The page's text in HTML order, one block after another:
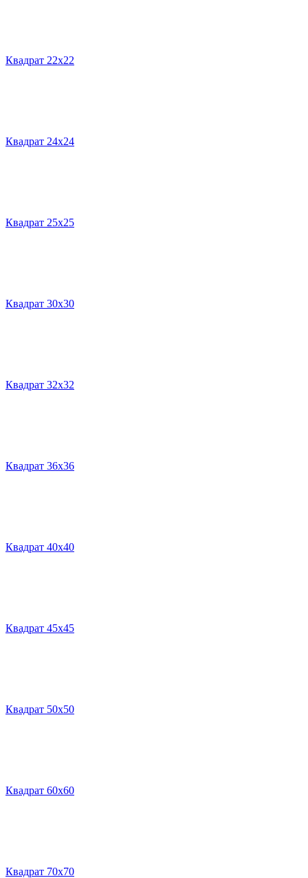
Квадрат 22х22
Квадрат 24х24
Квадрат 25х25
Квадрат 30х30
Квадрат 32х32
Квадрат 36х36
Квадрат 40х40
Квадрат 45х45
Квадрат 50х50
Квадрат 60х60
Квадрат 70х70